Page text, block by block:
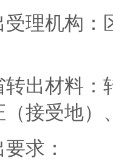
受理机构
转出材料
接受地）
求：